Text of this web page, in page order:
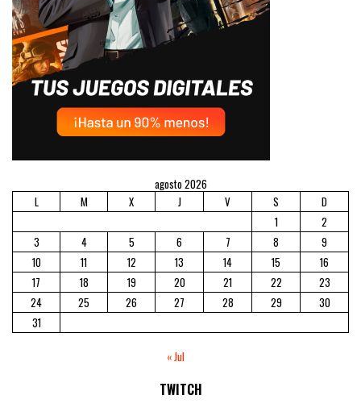
agosto 2026
L
M X J V S
D
1
2
3
4 5 6 7 8
9
10
11 12 13 14 15
16
17
18 19 20 21 22
23
24
25 26 27 28 29
30
31
« Jul
TWITCH